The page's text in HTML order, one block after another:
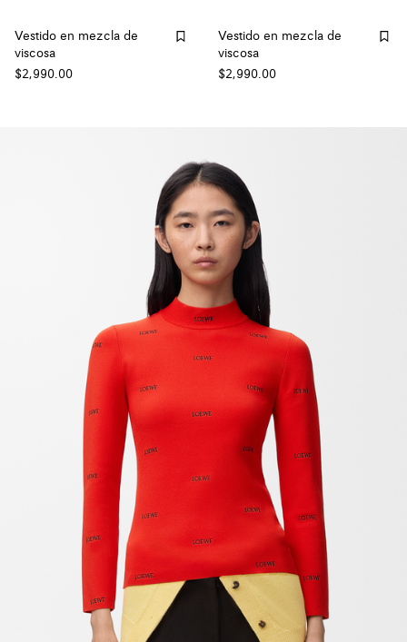
Vestido en mezcla de
viscosa
$2,990.00
Vestido en mezcla de
viscosa
$2,990.00